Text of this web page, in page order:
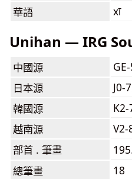
華語
xī
Unihan — IRG
中國源
日本源
J0-
韓國源
越南源
V2-
部首 . 筆畫
總筆畫
18